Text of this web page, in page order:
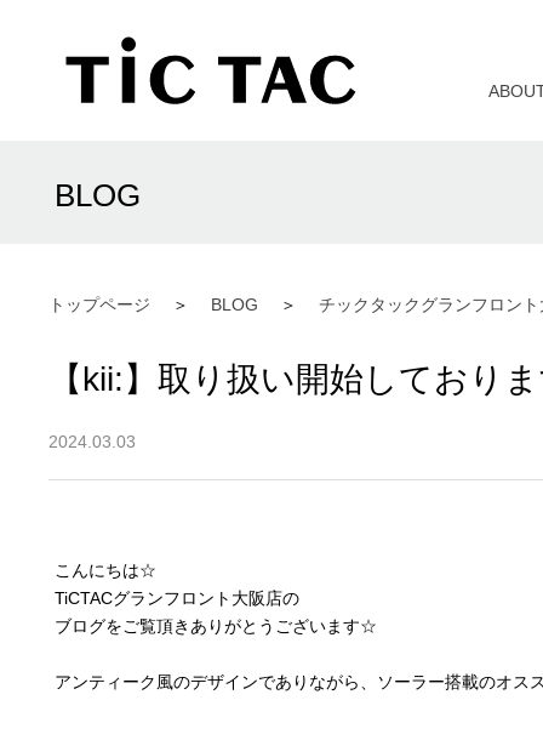
トップページ BLOG チックタックグランフロン
BLOG
【kii:】取り扱い開始しておりま
2024.03.03
こんにちは☆
TiCTACグランフロント大阪店の
ブログをご覧頂きありがとうございます☆
アンティーク風のデザインでありながら、ソーラー搭載のオス